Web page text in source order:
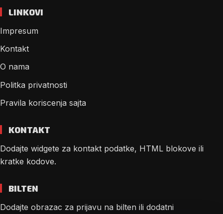
LINKOVI
Impresum
Kontakt
O nama
Politka privatnosti
Pravila koriscenja sajta
KONTAKT
Dodajte widgete za kontakt podatke, HTML blokove ili
kratke kodove.
BILTEN
Dodajte obrazac za prijavu na bilten ili dodatni